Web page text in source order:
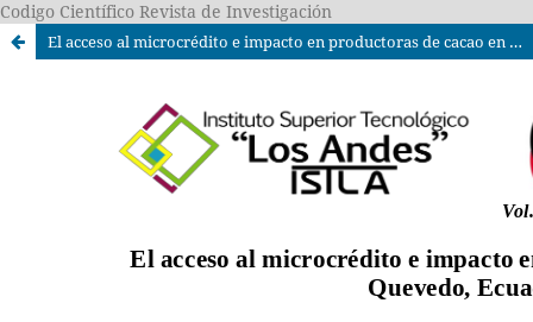
Codigo Científico Revista de Investigación
El acceso al microcrédito e impacto en productoras de cacao en Quevedo, Ecuador.